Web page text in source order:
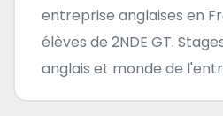
entreprise anglaises en
élèves de 2NDE GT.
anglais et monde de